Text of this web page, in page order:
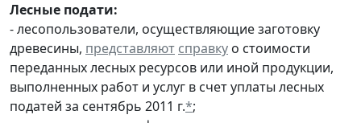
Лесные подати:
- лесопользователи, осуществляющие заготовку
древесины, представляют справку о стоимости
переданных лесных ресурсов или иной продукции,
выполненных работ и услуг в счет уплаты лесных
податей за сентябрь 2011 г.*;